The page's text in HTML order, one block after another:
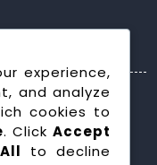
experience,
and analyze
cookies to
. ClickAccept
to decline